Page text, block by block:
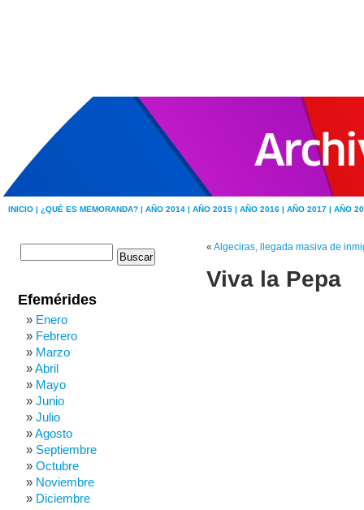
INICIO | ¿QUÉ ES MEMORANDA? | AÑO 2014 | AÑO 2015 | AÑO 2016 | AÑO 2017 | AÑO
« Algeciras, llegada masiva de
Viva la Pepa
Efemérides
Enero
Febrero
Marzo
Abril
Mayo
Junio
Julio
Agosto
Septiembre
Octubre
Noviembre
Diciembre